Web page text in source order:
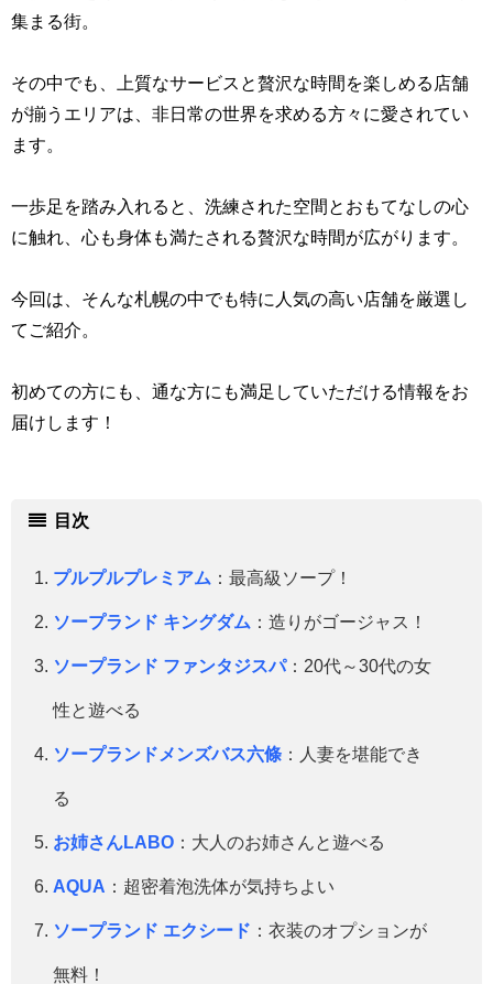
集まる街。
その中でも、上質なサービスと贅沢な時間を楽しめる店舗
が揃うエリアは、非日常の世界を求める方々に愛されてい
ます。
一歩足を踏み入れると、洗練された空間とおもてなしの心
に触れ、心も身体も満たされる贅沢な時間が広がります。
今回は、そんな札幌の中でも特に人気の高い店舗を厳選し
てご紹介。
初めての方にも、通な方にも満足していただける情報をお
届けします！
目次
プルプルプレミアム ：最高級ソープ！
ソープランド キングダム ：造りがゴージャス！
ソープランド ファンタジスパ：20代～30代の女
性と遊べる
ソープランドメンズバス六條 ：人妻を堪能でき
る
お姉さんLABO ：大人のお姉さんと遊べる
AQUA ：超密着泡洗体が気持ちよい
ソープランド エクシード ：衣装のオプションが
無料！